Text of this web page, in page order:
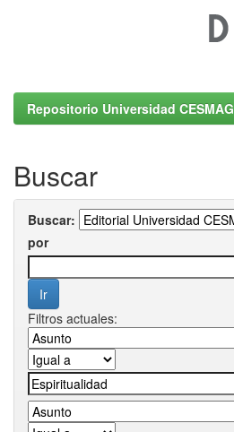
Repositorio Universidad CESMAG
Buscar
Buscar:
por
Filtros actuales: